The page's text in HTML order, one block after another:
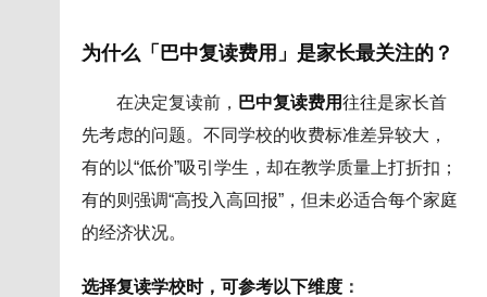
为什么「巴中复读费用」是家长最关注的？
在决定复读前， 巴中复读费用往往是家长首
先考虑的问题。不同学校的收费标准差异较大，
有的以“低价”吸引学生，却在教学质量上打折扣；
有的则强调“高投入高回报”，但未必适合每个家庭
的经济状况。
选择复读学校时，可参考以下维度：